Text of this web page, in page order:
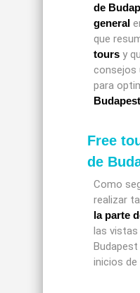
de
general
que
tours y
consejos
para
Budapest
Free
de
Como
realizar
la parte
las
inicios de